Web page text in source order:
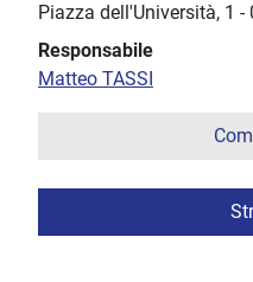
Piazza dell'Università, 1 -
Responsabile
Matteo TASSI